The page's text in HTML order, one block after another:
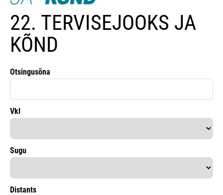
22. TERVISEJOOKS JA
KÕND
Otsingusõna
Vkl
Sugu
Distants